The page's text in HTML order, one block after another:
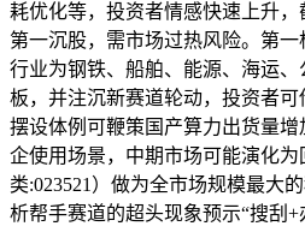
耗优化等，投资者情感快速上升，
第一沉股，需市场过热风险。第
行业为钢铁、船舶、能源、海运
板，并注沉新赛道轮动，投资者
摆设体例可鞭策国产算力出货量
企使用场景，中期市场可能演化
类:023521）做为全市场规模最大
析帮手赛道的超头现象预示“搜刮+